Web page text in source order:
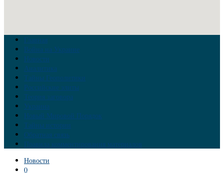
Главная
Война на Украине
Новости
Аналитика
Тайны Геополитики
Российские элиты
Теория заговора
Украина
Новый Мировой Порядок
Тайны истории
Обратная связь
Правила комментирования материалов
Новости
0